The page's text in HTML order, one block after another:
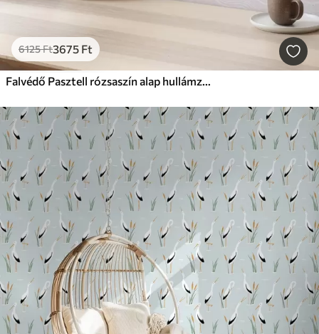
6125Ft3675 Ft
Falvédő Pasztell rózsaszín alap hullámzó vonalakkal